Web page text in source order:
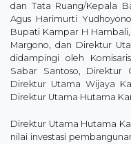
dan Tata Ruang/Kepala
Agus Harimurti
Bupati Kampar H
Margono, dan Direktur
didampingi oleh
Sabar Santoso, Direktur
Direktur Utama Wijaya
Direktur Utama Hutama
Direktur Utama Hutama
nilai investasi